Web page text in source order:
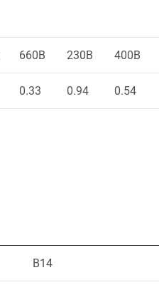
660В 230В 400В
0.33 0.94 0.54
B14